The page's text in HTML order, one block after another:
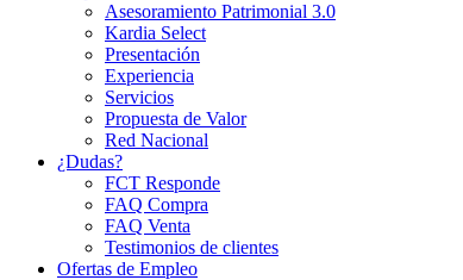
Asesoramiento Patrimonial 3.0
Kardia Select
Presentación
Experiencia
Servicios
Propuesta de Valor
Red Nacional
¿Dudas?
FCT Responde
FAQ Compra
FAQ Venta
Testimonios de clientes
Ofertas de Empleo